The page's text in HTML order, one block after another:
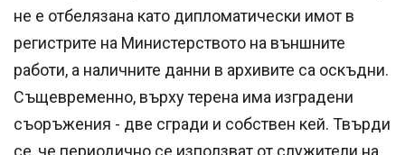
не е отбелязана като дипломатически имот в
регистрите на Министерството на външните
работи, а наличните данни в архивите са оскъдни.
Същевременно, върху терена има изградени
съоръжения - две сгради и собствен кей. Твърди
се, че периодично се използват от служители на